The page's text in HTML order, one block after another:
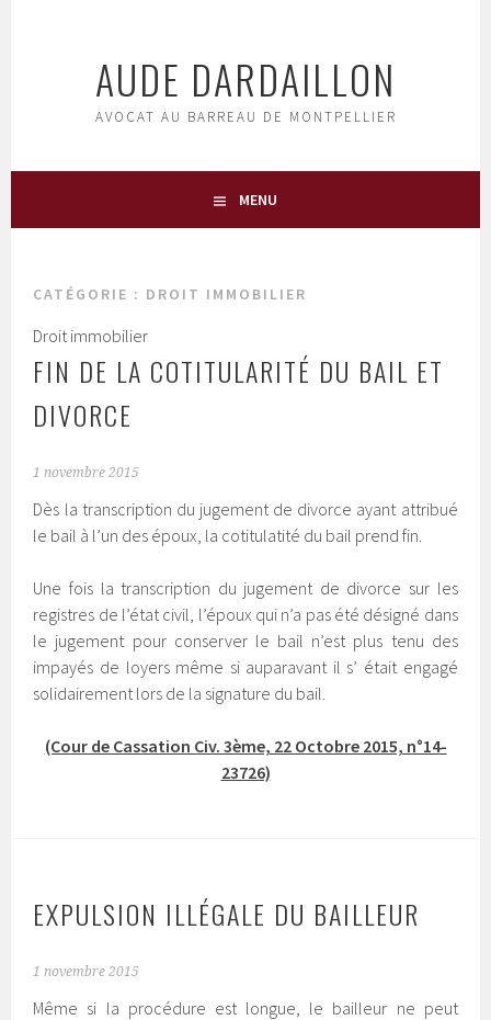
AUDE DARDAILLON
AVOCAT AU BARREAU DE MONTPELLIER
MENU
CATÉGORIE : DROIT IMMOBILIER
Droit immobilier
FIN DE LA COTITULARITÉ DU BAIL ET
DIVORCE
1 novembre 2015
Dès la transcription du jugement de divorce ayant attribué
le bail à l’un des époux, la cotitulatité du bail prend fin.
Une fois la transcription du jugement de divorce sur les
registres de l’état civil, l’époux qui n’a pas été désigné dans
le jugement pour conserver le bail n’est plus tenu des
impayés de loyers même si auparavant il s’ était engagé
solidairement lors de la signature du bail.
(Cour de Cassation Civ. 3ème, 22 Octobre 2015, n°14-
23726)
EXPULSION ILLÉGALE DU BAILLEUR
1 novembre 2015
Même si la procédure est longue, le bailleur ne peut